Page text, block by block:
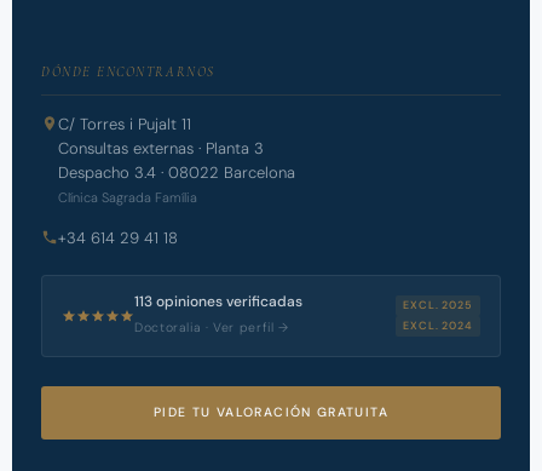
DÓNDE ENCONTRARNOS
C/ Torres i Pujalt 11
Consultas externas · Planta 3
Despacho 3.4 · 08022 Barcelona
Clínica Sagrada Família
+34 614 29 41 18
113 opiniones verificadas
Doctoralia · Ver perfil →
EXCL. 2025
EXCL. 2024
PIDE TU VALORACIÓN GRATUITA